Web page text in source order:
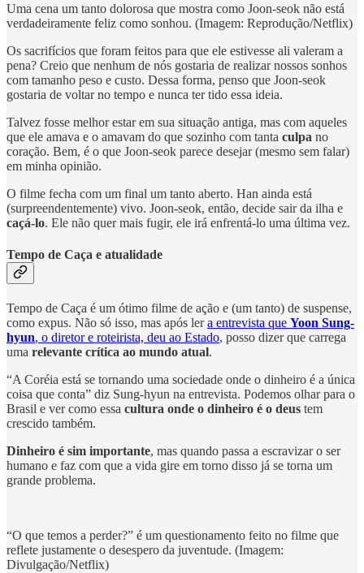
Uma cena um tanto dolorosa que mostra como Joon-seok não está
verdadeiramente feliz como sonhou. (Imagem: Reprodução/Netflix)
Os sacrifícios que foram feitos para que ele estivesse ali valeram a
pena? Creio que nenhum de nós gostaria de realizar nossos sonhos
com tamanho peso e custo. Dessa forma, penso que Joon-seok
gostaria de voltar no tempo e nunca ter tido essa ideia.
Talvez fosse melhor estar em sua situação antiga, mas com aqueles
que ele amava e o amavam do que sozinho com tanta culpa no
coração. Bem, é o que Joon-seok parece desejar (mesmo sem falar)
em minha opinião.
O filme fecha com um final um tanto aberto. Han ainda está
(surpreendentemente) vivo. Joon-seok, então, decide sair da ilha e
caçá-lo. Ele não quer mais fugir, ele irá enfrentá-lo uma última vez.
Tempo de Caça e atualidade
Tempo de Caça é um ótimo filme de ação e (um tanto) de suspense,
como expus. Não só isso, mas após lera entrevista que Yoon Sung-
hyun, o diretor e roteirista, deu ao Estado, posso dizer que carrega
uma relevante crítica ao mundo atual.
“A Coréia está se tornando uma sociedade onde o dinheiro é a única
coisa que conta” diz Sung-hyun na entrevista. Podemos olhar para o
Brasil e ver como essa cultura onde o dinheiro é o deus tem
crescido também.
Dinheiro é sim importante, mas quando passa a escravizar o ser
humano e faz com que a vida gire em torno disso já se torna um
grande problema.
“O que temos a perder?” é um questionamento feito no filme que
reflete justamente o desespero da juventude. (Imagem:
Divulgação/Netflix)